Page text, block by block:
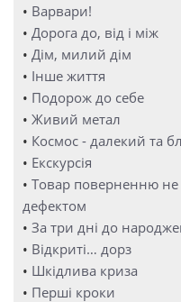
• Варвари!
• Дорога до, від і між
• Дім, милий дім
• Інше життя
• Подорож до себе
• Живий метал
• Космос - далекий та
• Екскурсія
• Товар поверненню не
дефектом
• За три дні до
• Відкриті… дорз
• Шкідлива криза
• Перші кроки